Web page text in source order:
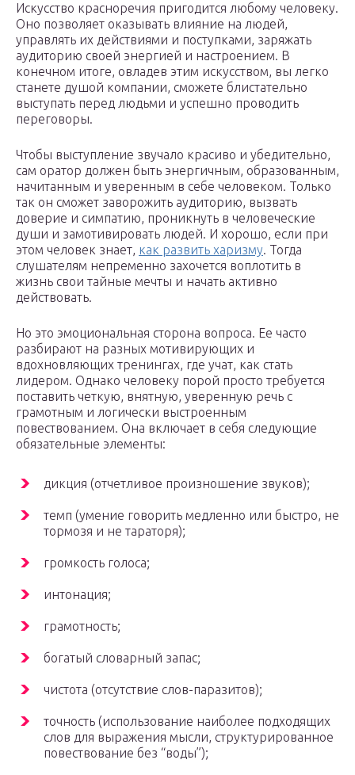
Искусство красноречия пригодится любому человеку.
Оно позволяет оказывать влияние на людей,
управлять их действиями и поступками, заряжать
аудиторию своей энергией и настроением. В
конечном итоге, овладев этим искусством, вы легко
станете душой компании, сможете блистательно
выступать перед людьми и успешно проводить
переговоры.
Чтобы выступление звучало красиво и убедительно,
сам оратор должен быть энергичным, образованным,
начитанным и уверенным в себе человеком. Только
так он сможет заворожить аудиторию, вызвать
доверие и симпатию, проникнуть в человеческие
души и замотивировать людей. И хорошо, если при
этом человек знает, как развить харизму. Тогда
слушателям непременно захочется воплотить в
жизнь свои тайные мечты и начать активно
действовать.
Но это эмоциональная сторона вопроса. Ее часто
разбирают на разных мотивирующих и
вдохновляющих тренингах, где учат, как стать
лидером. Однако человеку порой просто требуется
поставить четкую, внятную, уверенную речь с
грамотным и логически выстроенным
повествованием. Она включает в себя следующие
обязательные элементы:
дикция (отчетливое произношение звуков);
темп (умение говорить медленно или быстро, не
тормозя и не тараторя);
громкость голоса;
интонация;
грамотность;
богатый словарный запас;
чистота (отсутствие слов-паразитов);
точность (использование наиболее подходящих
слов для выражения мысли, структурированное
повествование без “воды”);